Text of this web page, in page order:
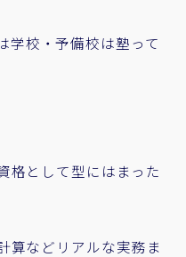
校・予備校は塾って
格として型にはまった
算などリアルな実務ま